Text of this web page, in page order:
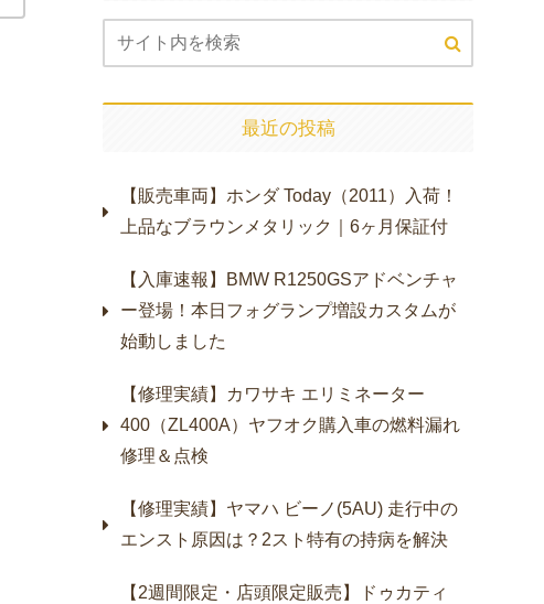
最近の投稿
【販売車両】ホンダ Today（2011）入荷！
上品なブラウンメタリック｜6ヶ月保証付
【入庫速報】BMW R1250GSアドベンチャ
ー登場！本日フォグランプ増設カスタムが
始動しました
【修理実績】カワサキ エリミネーター
400（ZL400A）ヤフオク購入車の燃料漏れ
修理＆点検
【修理実績】ヤマハ ビーノ(5AU) 走行中の
エンスト原因は？2スト特有の持病を解決
【2週間限定・店頭限定販売】ドゥカティ